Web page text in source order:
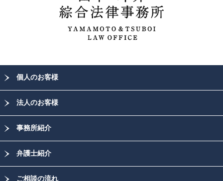
個人のお客様
法人のお客様
事務所紹介
弁護士紹介
ご相談の流れ